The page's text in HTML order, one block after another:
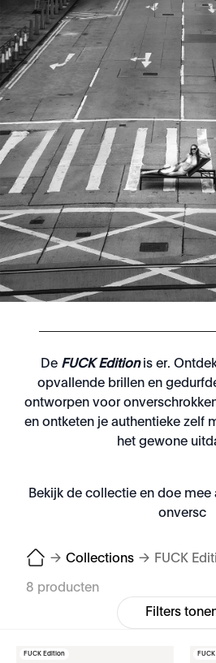
De FUCK Editionis er.
opvallende brillen en
ontworpen voor
en ontketen je authentieke zelf
het gewone
Bekijk de collectie en doe mee
onversc
→ Collections → FUCK
8 producten
Filters
FUCK Edition